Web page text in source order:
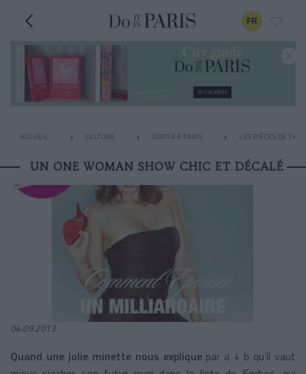
FR
ACCUEIL CULTURE SORTIR À PARIS LES PIÈCES DE
UN ONE WOMAN SHOW CHIC ET DÉCALÉ
04.09.2013
Quand une jolie minette nous expliquepar a + b qu’il vaut